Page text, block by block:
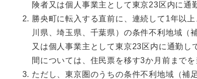
険者又は個人事業主として東京23区内に通
勝央町に転入する直前に、連続して1年以
川県、埼玉県、千葉県）の条件不利地域（
又は個人事業主として東京23区内に通勤
間については、住民票を移す3か月前まで
ただし、東京圏のうちの条件不利地域（補